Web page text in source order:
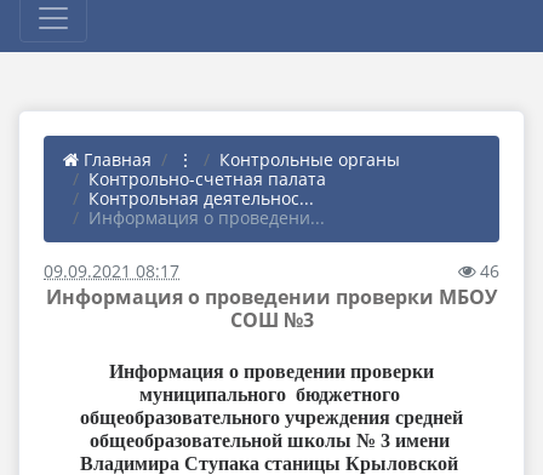
Главная ⋮
Контрольные органы
Контрольно-счетная палата
Контрольная деятельнос...
Информация о проведени...
09.09.2021 08:17 46
Информация о проведении проверки МБОУ
СОШ №3
Информация о проведении проверки
муниципального бюджетного
общеобразовательного учреждения средней
общеобразовательной школы № 3 имени
Владимира Ступака станицы Крыловской